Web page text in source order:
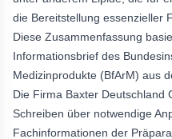
die Bereitstellung essenzieller
Diese Zusammenfassung
Informationsbrief des
Medizinprodukte (BfArM) aus
Die Firma Baxter Deutschland
Schreiben über notwendige
Fachinformationen der